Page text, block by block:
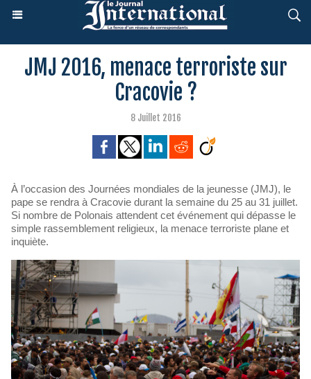
JMJ 2016, menace terroriste sur
Cracovie ?
8 Juillet 2016
À l’occasion des Journées mondiales de la jeunesse (JMJ), le
pape se rendra à Cracovie durant la semaine du 25 au 31 juillet.
Si nombre de Polonais attendent cet événement qui dépasse le
simple rassemblement religieux, la menace terroriste plane et
inquiète.